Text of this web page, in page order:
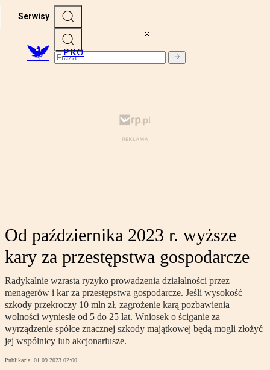
Serwisy
PRO
Od października 2023 r. wyższe
kary za przestępstwa gospodarcze
Radykalnie wzrasta ryzyko prowadzenia działalności przez
menagerów i kar za przestępstwa gospodarcze. Jeśli wysokość
szkody przekroczy 10 mln zł, zagrożenie karą pozbawienia
wolności wyniesie od 5 do 25 lat. Wniosek o ściganie za
wyrządzenie spółce znacznej szkody majątkowej będą mogli złożyć
jej wspólnicy lub akcjonariusze.
Publikacja: 01.09.2023 02:00